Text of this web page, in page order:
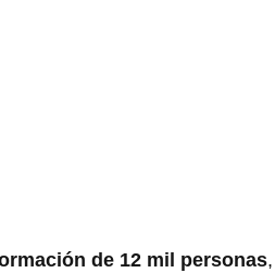
de 12 mil personas